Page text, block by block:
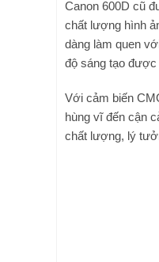
Canon 600D cũ
chất lượng hình
dàng làm quen
độ sáng tạo
Với cảm biến
hùng vĩ đến cận
chất lượng, lý